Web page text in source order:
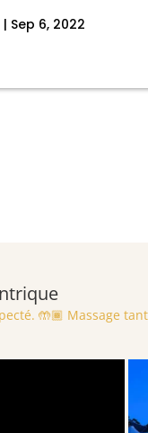
| Sep 6, 2022
🤲🏾 Massage